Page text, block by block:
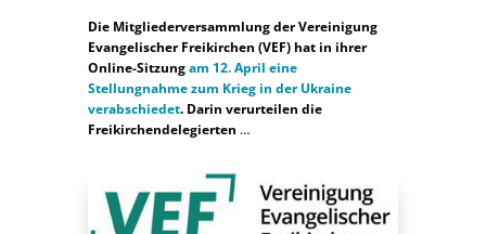
Die Mitgliederversammlung der Vereinigung
Evangelischer Freikirchen (VEF) hat in ihrer
Online-Sitzungam 12. April eine
Stellungnahme zum Krieg in der Ukraine
verabschiedet. Darin verurteilen die
Freikirchendelegierten …